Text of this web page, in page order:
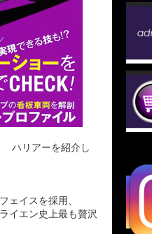
ハリアーを紹介し
ェイスを採用、
イエン史上最も贅沢